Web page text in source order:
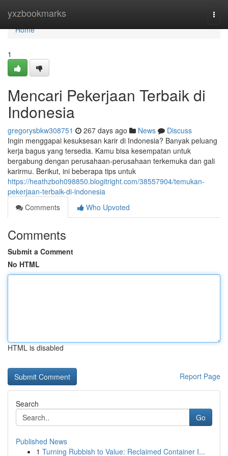
yxzbookmarks
Home
Home
1
Mencari Pekerjaan Terbaik di
Indonesia
gregorysbkw308751 267 days ago News
Discuss
Ingin menggapai kesuksesan karir di Indonesia? Banyak peluang
kerja bagus yang tersedia. Kamu bisa kesempatan untuk
bergabung dengan perusahaan-perusahaan terkemuka dan gali
karirmu. Berikut, ini beberapa tips untuk
https://heathzboh098850.blogitright.com/38557904/temukan-
pekerjaan-terbaik-di-indonesia
Comments
Who Upvoted
Comments
Submit a Comment
No HTML
HTML is disabled
Report Page
Search
Go
Published News
1 Turning Rubbish to Value: Reclaimed Container I...